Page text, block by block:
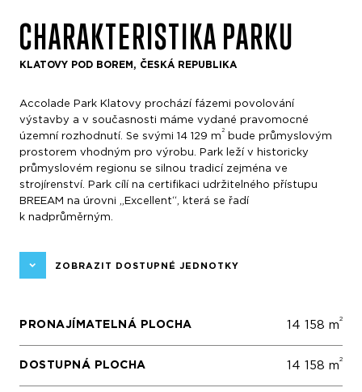
CHARAKTERISTIKA PARKU
KLATOVY POD BOREM, ČESKÁ REPUBLIKA
Accolade Park Klatovy prochází fázemi povolování
výstavby a v současnosti máme vydané pravomocné
územní rozhodnutí. Se svými 14 129 m
2
bude průmyslovým
prostorem vhodným pro výrobu. Park leží v historicky
průmyslovém regionu se silnou tradicí zejména ve
strojírenství. Park cílí na certifikaci udržitelného přístupu
BREEAM na úrovni „Excellent“, která se řadí
k nadprůměrným.
ZOBRAZIT DOSTUPNÉ JEDNOTKY
PRONAJÍMATELNÁ PLOCHA 14 158 m2
DOSTUPNÁ PLOCHA 14 158 m2